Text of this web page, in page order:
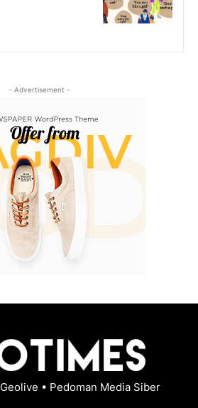
- Advertisement -
Geolive • Pedoman Media Siber